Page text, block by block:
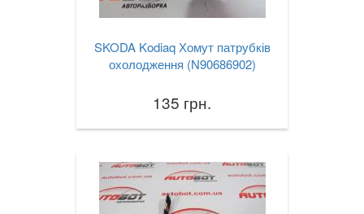
SKODA Kodiaq Хомут патрубків
охолодження (N90686902)
135 грн.